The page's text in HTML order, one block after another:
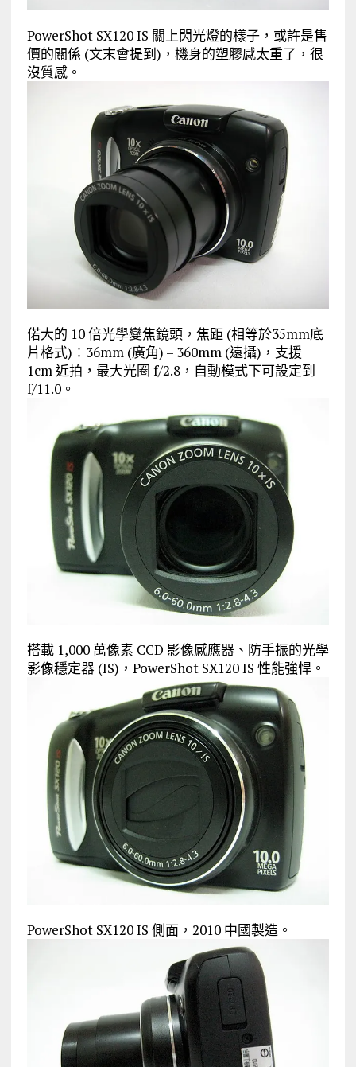
PowerShot SX120 IS 關上閃光燈的樣子，或許是售
價的關係 (文末會提到)，機身的塑膠感太重了，很
沒質感。
偌大的 10 倍光學變焦鏡頭，焦距 (相等於35mm底
片格式)：36mm (廣角) – 360mm (遠攝)，支援
1cm 近拍，最大光圈 f/2.8，自動模式下可設定到
f/11.0。
搭載 1,000 萬像素 CCD 影像感應器、防手振的光學
影像穩定器 (IS)，PowerShot SX120 IS 性能強悍。
PowerShot SX120 IS 側面，2010 中國製造。